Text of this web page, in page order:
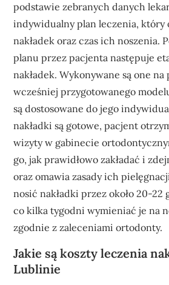
podstawie zebranych danych
indywidualny plan leczenia, który
nakładek oraz czas ich noszenia.
planu przez pacjenta następuje
nakładek. Wykonywane są one na
wcześniej przygotowanego
są dostosowane do jego
nakładki są gotowe, pacjent
wizyty w gabinecie
go, jak prawidłowo zakładać i
oraz omawia zasady ich
nosić nakładki przez około 20-
co kilka tygodni wymieniać je na
zgodnie z zaleceniami ortodonty.
Jakie są koszty leczenia
Lublinie